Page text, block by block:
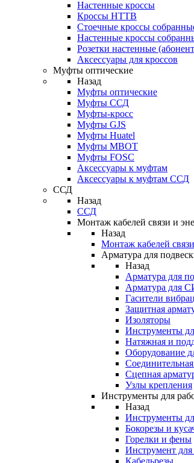
Настенные кроссы
Кроссы HTTB
Стоечные кроссы
Настенные кроссы
Розетки настенные
Аксессуары для кроссов
Муфты оптические
Назад
Муфты оптические
Муфты ССД
Муфты-кросс
Муфты GJS
Муфты Huatel
Муфты МВОТ
Муфты FOSC
Аксессуары к муфтам
Аксессуары к муфтам ССД
ССД
Назад
ССД
Монтаж кабелей связи и
Назад
Монтаж кабелей
Арматура для
Назад
Арматура для
Арматура для
Гасители
Защитная
Изоляторы
Инструменты
Натяжная и
Оборудование
Сцепная
Узлы крепления
Инструменты для
Назад
Инструменты
Бокорезы и
Горелки и фены
Инструмент для
Кабельрезы